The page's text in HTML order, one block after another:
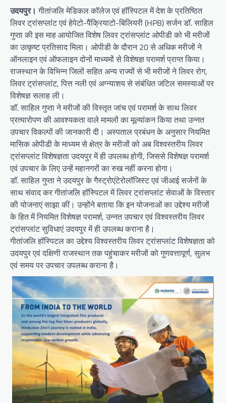
उदयपुर। गीतांजलि मेडिकल कॉलेज एवं हॉस्पिटल में देश के प्रतिष्ठित
लिवर ट्रांसप्लांट एवं हेपेटो-पैंक्रियाटो-बिलियरी (HPB) सर्जन डॉ. साहिल
गुप्ता की इस माह आयोजित विशेष लिवर ट्रांसप्लांट ओपीडी को भी मरीजों
का उत्कृष्ट प्रतिसाद मिला। ओपीडी के दौरान 20 से अधिक मरीजों ने
ऑनलाइन एवं ऑफलाइन दोनों माध्यमों से विशेषज्ञ परामर्श प्राप्त किया।
राजस्थान के विभिन्न जिलों सहित अन्य राज्यों से भी मरीजों ने लिवर रोग,
लिवर ट्रांसप्लांट, पित्त नली एवं अग्न्याशय से संबंधित जटिल समस्याओं पर
विशेषज्ञ सलाह ली।
डॉ. साहिल गुप्ता ने मरीजों की विस्तृत जांच एवं परामर्श के साथ लिवर
प्रत्यारोपण की आवश्यकता वाले मामलों का मूल्यांकन किया तथा उन्नत
उपचार विकल्पों की जानकारी दी। अस्पताल प्रबंधन के अनुसार नियमित
मासिक ओपीडी के माध्यम से क्षेत्र के मरीजों को अब विश्वस्तरीय लिवर
ट्रांसप्लांट विशेषज्ञता उदयपुर में ही उपलब्ध होगी, जिससे विशेषज्ञ परामर्श
एवं उपचार के लिए उन्हें महानगरों का रुख नहीं करना होगा।
डॉ. साहिल गुप्ता ने उदयपुर के गैस्ट्रोएंटेरोलॉजिस्ट एवं जीआई सर्जनों के
साथ संवाद कर गीतांजलि हॉस्पिटल में लिवर ट्रांसप्लांट सेवाओं के विस्तार
की योजनाएं साझा कीं। उन्होंने बताया कि इन योजनाओं का उद्देश्य मरीजों
के हित में नियमित विशेषज्ञ परामर्श, उन्नत उपचार एवं विश्वस्तरीय लिवर
ट्रांसप्लांट सुविधाएं उदयपुर में ही उपलब्ध कराना है।
गीतांजलि हॉस्पिटल का उद्देश्य विश्वस्तरीय लिवर ट्रांसप्लांट विशेषज्ञता को
उदयपुर एवं दक्षिणी राजस्थान तक पहुंचाकर मरीजों को गुणवत्तापूर्ण, सुलभ
एवं समय पर उपचार उपलब्ध कराना है।